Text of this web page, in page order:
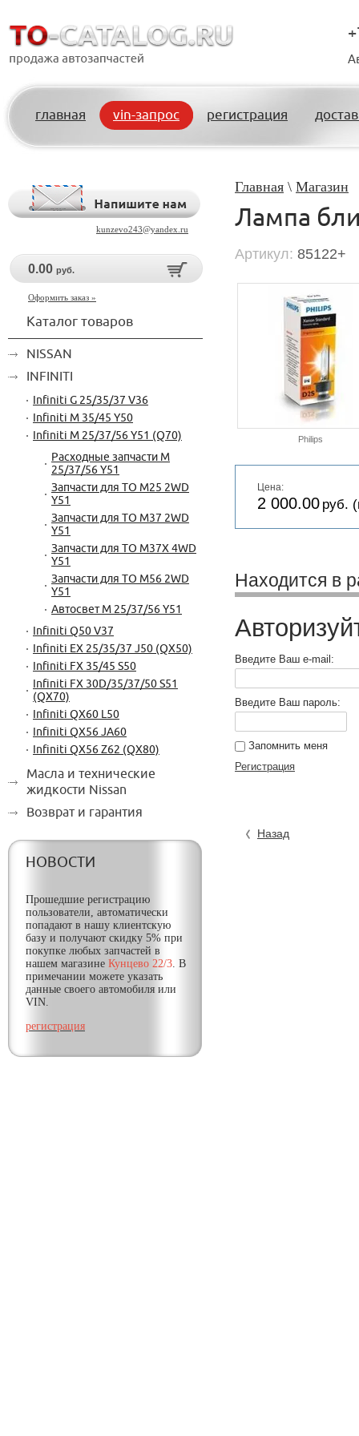
главная vin-запрос регистрация
Главная \ Магазин
Лампа
Артикул: 85122+
Philips
Цена:
2 000.00 руб.
Находится в
Введите Ваш e-mail:
Введите Ваш пароль:
Запомнить меня
Регистрация
Назад
kunzevo243@yandex.ru
0.00 руб.
Оформить заказ »
Каталог товаров
NISSAN
INFINITI
Infiniti G 25/35/37 V36
Infiniti M 35/45 Y50
Infiniti M 25/37/56 Y51 (Q70)
Расходные запчасти M
25/37/56 Y51
Запчасти для ТО M25 2WD
Y51
Запчасти для ТО M37 2WD
Y51
Запчасти для ТО M37X 4WD
Y51
Запчасти для ТО M56 2WD
Y51
Автосвет M 25/37/56 Y51
Infiniti Q50 V37
Infiniti EX 25/35/37 J50 (QX50)
Infiniti FX 35/45 S50
Infiniti FX 30D/35/37/50 S51
(QX70)
Infiniti QX60 L50
Infiniti QX56 JA60
Infiniti QX56 Z62 (QX80)
Масла и технические
жидкости Nissan
Возврат и гарантия
НОВОСТИ
Прошедшие регистрацию
пользователи, автоматически
попадают в нашу клиентскую
базу и получают скидку 5% при
покупке любых запчастей в
нашем магазине Кунцево 22/3. В
примечании можете указать
данные своего автомобиля или
VIN.
регистрация